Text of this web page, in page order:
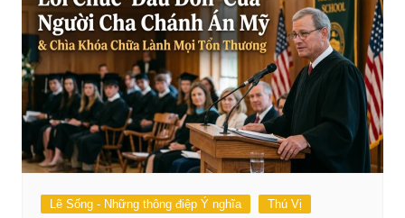
Lẽ Sống - Những thông điệp Ý nghĩa
Thú Vị